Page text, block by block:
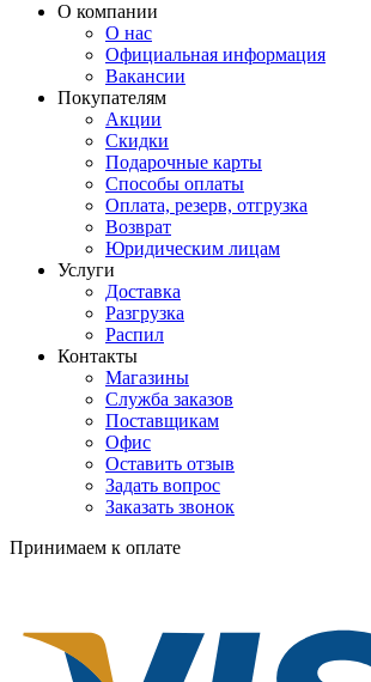
О компании
О нас
Официальная информация
Вакансии
Покупателям
Акции
Скидки
Подарочные карты
Способы оплаты
Оплата, резерв, отгрузка
Возврат
Юридическим лицам
Услуги
Доставка
Разгрузка
Распил
Контакты
Магазины
Служба заказов
Поставщикам
Офис
Оставить отзыв
Задать вопрос
Заказать звонок
Принимаем к оплате